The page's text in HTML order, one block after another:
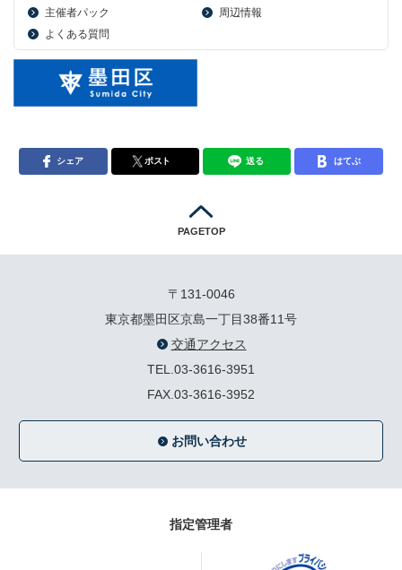
主催者パック
周辺情報
よくある質問
シェア ポスト 送る はてぶ
PAGETOP
〒131-0046
東京都墨田区京島一丁目38番11号
交通アクセス
TEL.03-3616-3951
FAX.03-3616-3952
お問い合わせ
指定管理者